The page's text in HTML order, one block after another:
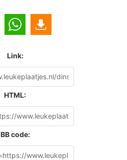
Link:
HTML:
BB code: